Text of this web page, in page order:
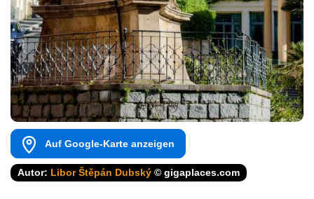
Auf Google-Karte anzeigen
Autor: Libor Štěpán Dubský © gigaplaces.com